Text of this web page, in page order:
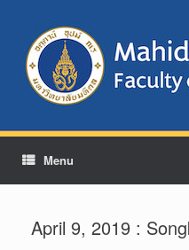
Menu
April 9, 2019 :